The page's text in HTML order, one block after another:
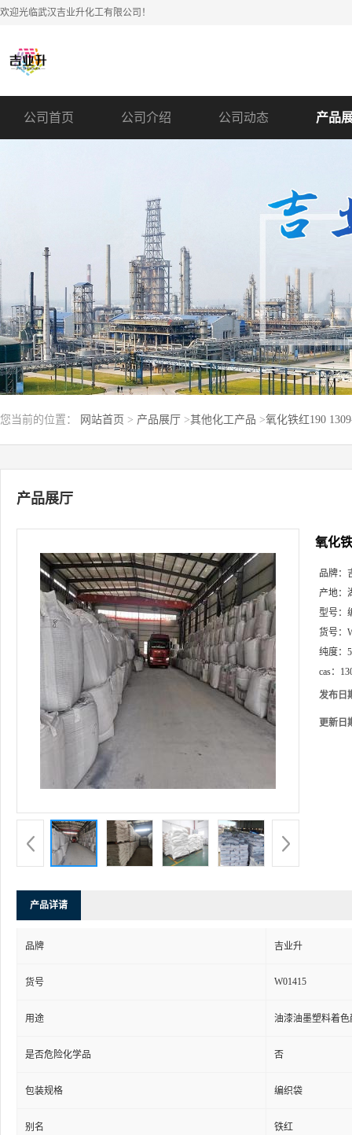
欢迎光临武汉吉业升化工有限公司！
公司首页 公司介绍 公司动态 产品
您当前的位置： 网站首页 > 产品展厅 >其他化工产品 >氧化铁红190
产品展厅
氧化
品牌：
产地：
型号：
货号：
纯度：
cas：
发布日
更新日
产品详请
品牌 吉业升
货号 W01415
用途 油漆油墨塑料着
是否危险化学品 否
包装规格 编织袋
别名 铁红